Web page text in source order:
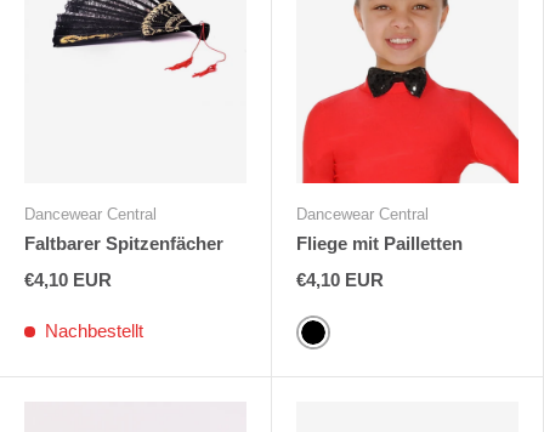
Dancewear Central
Faltbarer Spitzenfächer
€4,10 EUR
Nachbestellt
Dancewear Central
Fliege mit Pailletten
€4,10 EUR
Schwarz